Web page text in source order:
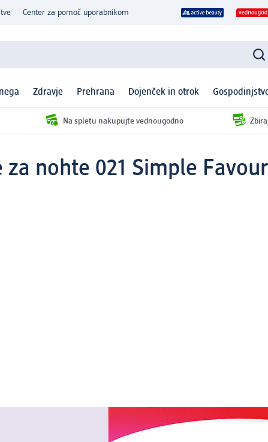
Center za pomoč uporabnikom
Zdravje Prehrana Dojenček in otrok
Na spletu nakupujte vednougodno
nohte 021 Simple